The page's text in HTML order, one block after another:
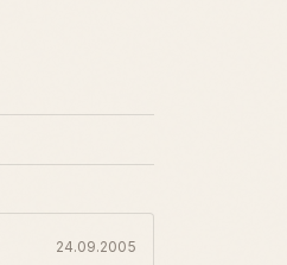
24.09.2005